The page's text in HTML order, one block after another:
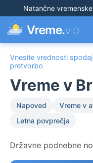
Natančne
Vreme.vip
Vnesite vrednosti
pretvorbo
Vreme v
Napoved Vreme v
Letna povprečja
Državne podnebne